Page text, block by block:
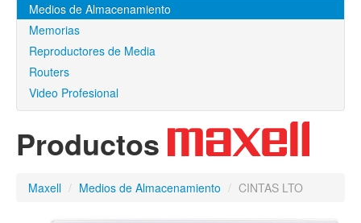
Maxell
Medios de Almacenamiento
Memorias
Reproductores de Media
Routers
Video Profesional
Productos
Maxell / Medios de Almacenamiento / CINTAS LTO